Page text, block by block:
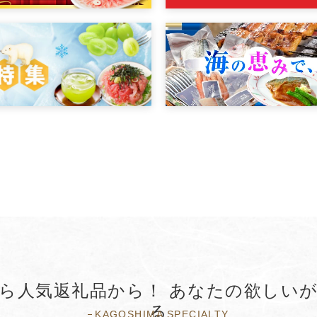
人気返礼品から！ あなたの欲しい
る
KAGOSHIMA SPECIALTY